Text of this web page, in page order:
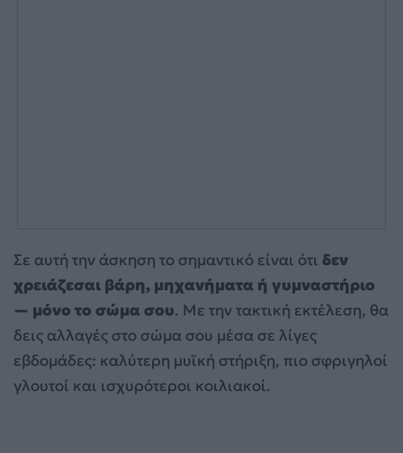
Σε αυτή την άσκηση το σημαντικό είναι ότι δεν
χρειάζεσαι βάρη, μηχανήματα ή γυμναστήριο
— μόνο το σώμα σου. Με την τακτική εκτέλεση, θα
δεις αλλαγές στο σώμα σου μέσα σε λίγες
εβδομάδες: καλύτερη μυϊκή στήριξη, πιο σφριγηλοί
γλουτοί και ισχυρότεροι κοιλιακοί.